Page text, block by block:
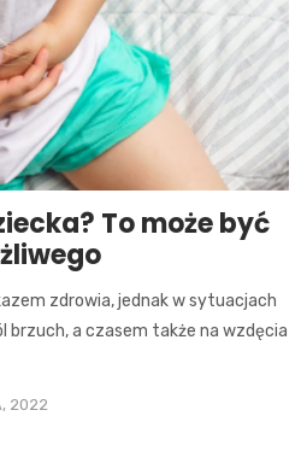
To może być
zdrowia, jednak w sytuacjach
brzuch, a czasem także na wzdęcia
2022